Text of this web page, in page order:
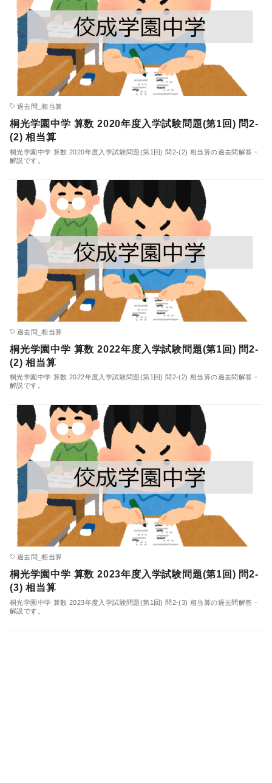
過去問_相当算
桐光学園中学 算数 2020年度入学試験問題(第1回) 問2-
(2) 相当算
桐光学園中学 算数 2020年度入学試験問題(第1回) 問2-(2) 相当算の過去問解答・
解説です。
過去問_相当算
桐光学園中学 算数 2022年度入学試験問題(第1回) 問2-
(2) 相当算
桐光学園中学 算数 2022年度入学試験問題(第1回) 問2-(2) 相当算の過去問解答・
解説です。
過去問_相当算
桐光学園中学 算数 2023年度入学試験問題(第1回) 問2-
(3) 相当算
桐光学園中学 算数 2023年度入学試験問題(第1回) 問2-(3) 相当算の過去問解答・
解説です。